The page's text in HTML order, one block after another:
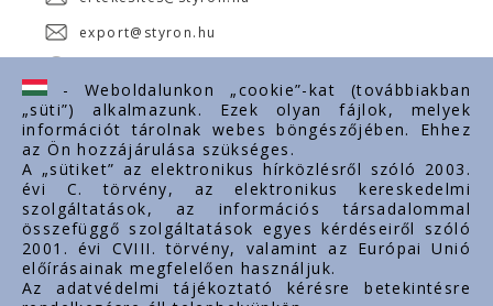
export@styron.hu
Fontos linkek
Rólunk
Dokumentumok
Kapcsolat
Karrier
- Weboldalunkon „cookie”-kat (továbbiakban
„süti”) alkalmazunk. Ezek olyan fájlok, melyek
információt tárolnak webes böngészőjében. Ehhez
az Ön hozzájárulása szükséges.
A „sütiket” az elektronikus hírközlésről szóló 2003.
évi C. törvény, az elektronikus kereskedelmi
szolgáltatások, az információs társadalommal
összefüggő szolgáltatások egyes kérdéseiről szóló
2001. évi CVIII. törvény, valamint az Európai Unió
előírásainak megfelelően használjuk.
Az adatvédelmi tájékoztató kérésre betekintésre